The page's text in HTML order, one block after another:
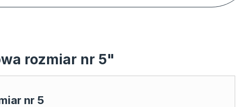
rozmiar nr 5"
nr 5